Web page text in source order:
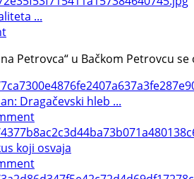
...
Petrovca“ u Bačkom Petrovcu
Dragačevski hleb ...
koji osvaja